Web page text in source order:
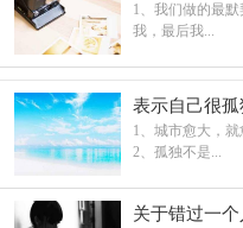
别呻吟
1、我们做的最
我，最后我...
表示自己很
就不在奢求
1、城市愈大，
2、孤独不是...
关于错过一